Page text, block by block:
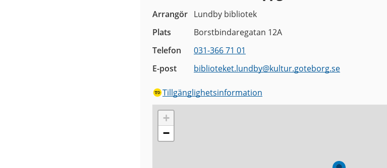
Arrangör Lundby bibliotek
Plats
Borstbindaregatan 12A
Telefon
031-366 71 01
E-post
biblioteket.lundby@kultur.goteborg.se
Tillgänglighetsinformation
+
−